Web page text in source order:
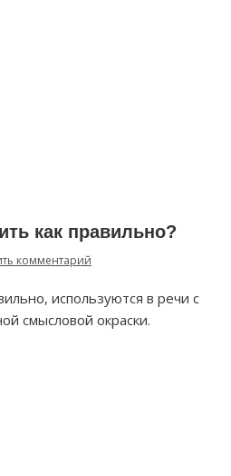
как правильно?
комментарий
используются в речи с
смысловой окраски.